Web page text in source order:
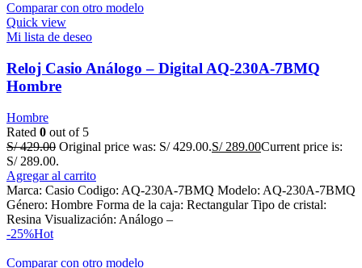
Comparar con otro modelo
Quick view
Mi lista de deseo
Reloj Casio Análogo – Digital AQ-230A-7BMQ
Hombre
Hombre
Rated 0 out of 5
S/429.00 Original price was: S/ 429.00.S/289.00Current price is:
S/ 289.00.
Agregar al carrito
Marca: Casio Codigo: AQ-230A-7BMQ Modelo: AQ-230A-7BMQ
Género: Hombre Forma de la caja: Rectangular Tipo de cristal:
Resina Visualización: Análogo –
-25%Hot
Comparar con otro modelo